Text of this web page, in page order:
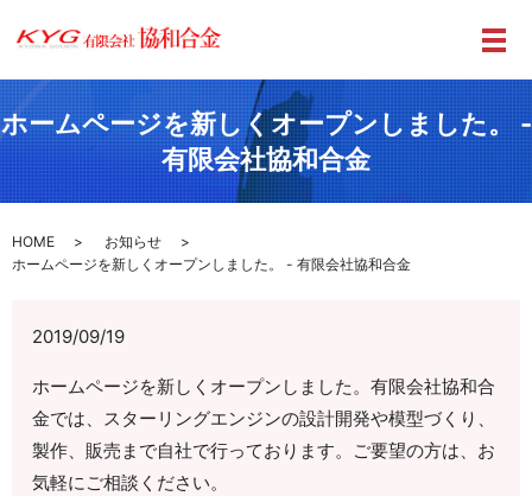
メ
ホームページを新しくオープンしました。 -
有限会社協和合金
HOME
お知らせ
ホームページを新しくオープンしました。 - 有限会社協和合金
2019/09/19
ホームページを新しくオープンしました。有限会社協和合
金では、スターリングエンジンの設計開発や模型づくり、
製作、販売まで自社で行っております。ご要望の方は、お
気軽にご相談ください。